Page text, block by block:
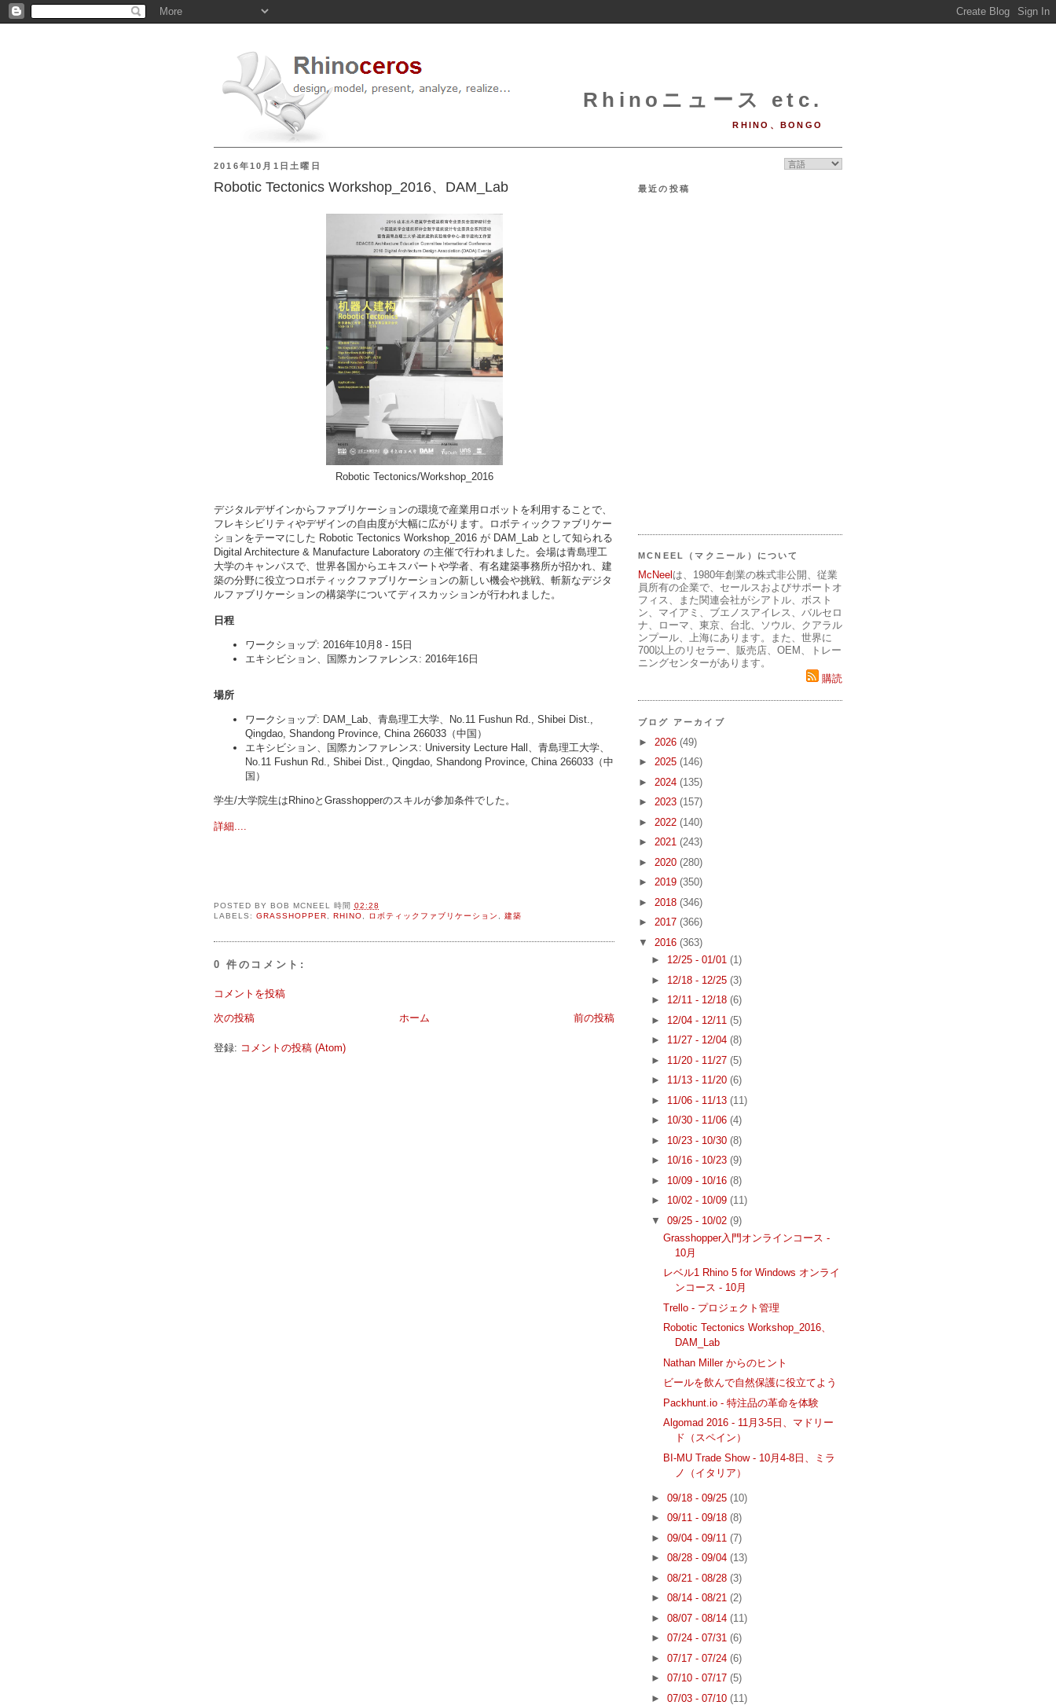
Rhinoニュース etc.
RHINO、BONGO
2016年10月1日土曜日
Robotic Tectonics Workshop_2016、DAM_Lab
Robotic Tectonics/Workshop_2016
デジタルデザインからファブリケーションの環境で産業用ロボットを利用することで、
フレキシビリティやデザインの自由度が大幅に広がります。ロボティックファブリケー
ションをテーマにした Robotic Tectonics Workshop_2016 が DAM_Lab として知られる
Digital Architecture & Manufacture Laboratory の主催で行われました。会場は青島理工
大学のキャンパスで、世界各国からエキスパートや学者、有名建築事務所が招かれ、建
築の分野に役立つロボティックファブリケーションの新しい機会や挑戦、斬新なデジタ
ルファブリケーションの構築学についてディスカッションが行われました。
日程
ワークショップ: 2016年10月8 - 15日
エキシビション、国際カンファレンス: 2016年16日
場所
ワークショップ: DAM_Lab、青島理工大学、No.11 Fushun Rd., Shibei Dist.,
Qingdao, Shandong Province, China 266033（中国）
エキシビション、国際カンファレンス: University Lecture Hall、青島理工大学、
No.11 Fushun Rd., Shibei Dist., Qingdao, Shandong Province, China 266033（中
国）
学生/大学院生はRhinoとGrasshopperのスキルが参加条件でした。
詳細....
POSTED BY BOB MCNEEL 時間 02:28
LABELS: GRASSHOPPER RHINO ロボティックファブリケーション 建築
0 件のコメント:
コメントを投稿
次の投稿 前の投稿
ホーム
登録: コメントの投稿 (Atom)
最近の投稿
MCNEEL（マクニール）について
McNeelは、1980年創業の株式非公開、従業
員所有の企業で、セールスおよびサポートオ
フィス、また関連会社がシアトル、ボスト
ン、マイアミ、ブエノスアイレス、バルセロ
ナ、ローマ、東京、台北、ソウル、クアラル
ンプール、上海にあります。また、世界に
700以上のリセラー、販売店、OEM、トレー
ニングセンターがあります。
購読
ブログ アーカイブ
► 2026 (49)
► 2025 (146)
► 2024 (135)
► 2023 (157)
► 2022 (140)
► 2021 (243)
► 2020 (280)
► 2019 (350)
► 2018 (346)
► 2017 (366)
▼ 2016 (363)
► 12/25 - 01/01 (1)
► 12/18 - 12/25 (3)
► 12/11 - 12/18 (6)
► 12/04 - 12/11 (5)
► 11/27 - 12/04 (8)
► 11/20 - 11/27 (5)
► 11/13 - 11/20 (6)
► 11/06 - 11/13 (11)
► 10/30 - 11/06 (4)
► 10/23 - 10/30 (8)
► 10/16 - 10/23 (9)
► 10/09 - 10/16 (8)
► 10/02 - 10/09 (11)
▼ 09/25 - 10/02 (9)
Grasshopper入門オンラインコース -
10月
レベル1 Rhino 5 for Windows オンライ
ンコース - 10月
Trello - プロジェクト管理
Robotic Tectonics Workshop_2016、
DAM_Lab
Nathan Miller からのヒント
ビールを飲んで自然保護に役立てよう
Packhunt.io - 特注品の革命を体験
Algomad 2016 - 11月3-5日、マドリー
ド（スペイン）
BI-MU Trade Show - 10月4-8日、ミラ
ノ（イタリア）
► 09/18 - 09/25 (10)
► 09/11 - 09/18 (8)
► 09/04 - 09/11 (7)
► 08/28 - 09/04 (13)
► 08/21 - 08/28 (3)
► 08/14 - 08/21 (2)
► 08/07 - 08/14 (11)
► 07/24 - 07/31 (6)
► 07/17 - 07/24 (6)
► 07/10 - 07/17 (5)
► 07/03 - 07/10 (11)